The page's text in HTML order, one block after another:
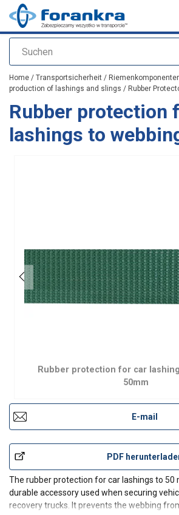
Suchen
Anfragen
Home / Transportsicherheit /
production of lashings and slings / Rubber
Rubber protection
lashings to
Rubber protection for car
50mm
E-mail
PDF
The rubber protection for car lashings to 50
durable accessory used when securing
recovery trucks. It prevents the webbing